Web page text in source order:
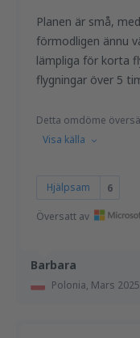
Barbara
Polonia, Mars 2025
Planen är små,
förmodligen ännu
lämpliga för korta
flygningar över 5
Detta omdöme
Visa källa
Hjälpsam 6
Översatt av